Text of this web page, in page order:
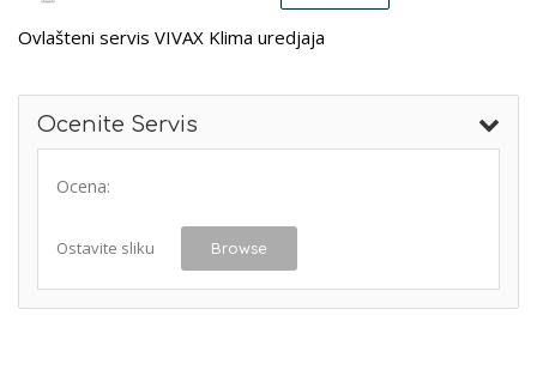
Ovlašteni servis VIVAX Klima uredjaja
Ocenite Servis
Ocena:
Ostavite sliku Browse